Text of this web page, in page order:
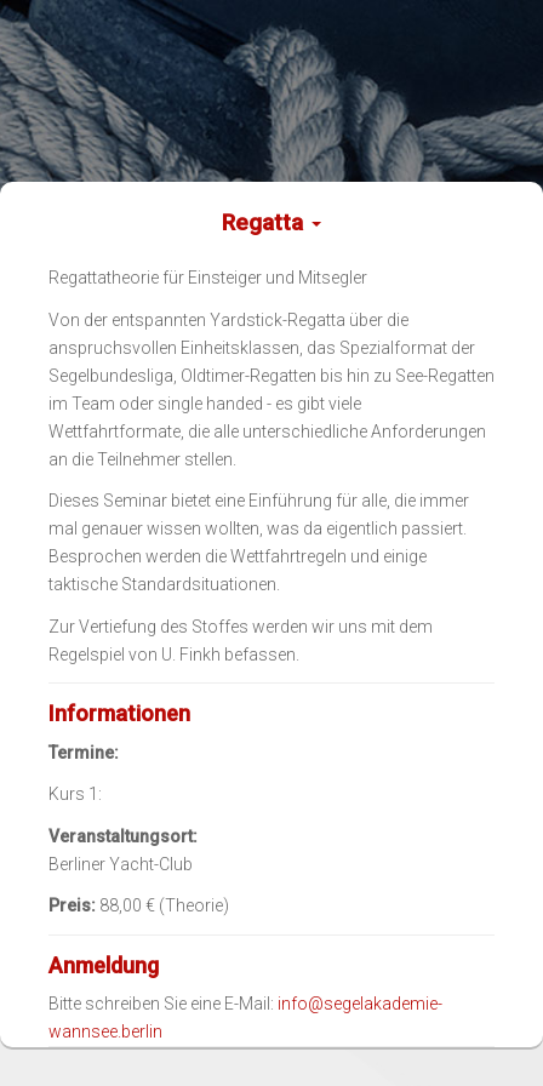
Regatta
Regattatheorie für Einsteiger und Mitsegler
Von der entspannten Yardstick-Regatta über die
anspruchsvollen Einheitsklassen, das Spezialformat der
Segelbundesliga, Oldtimer-Regatten bis hin zu See-Regatten
im Team oder single handed - es gibt viele
Wettfahrtformate, die alle unterschiedliche Anforderungen
an die Teilnehmer stellen.
Dieses Seminar bietet eine Einführung für alle, die immer
mal genauer wissen wollten, was da eigentlich passiert.
Besprochen werden die Wettfahrtregeln und einige
taktische Standardsituationen.
Zur Vertiefung des Stoffes werden wir uns mit dem
Regelspiel von U. Finkh befassen.
Informationen
Termine:
Kurs 1:
Veranstaltungsort:
Berliner Yacht-Club
Preis: 88,00 € (Theorie)
Anmeldung
Bitte schreiben Sie eine E-Mail: info@segelakademie-
wannsee.berlin